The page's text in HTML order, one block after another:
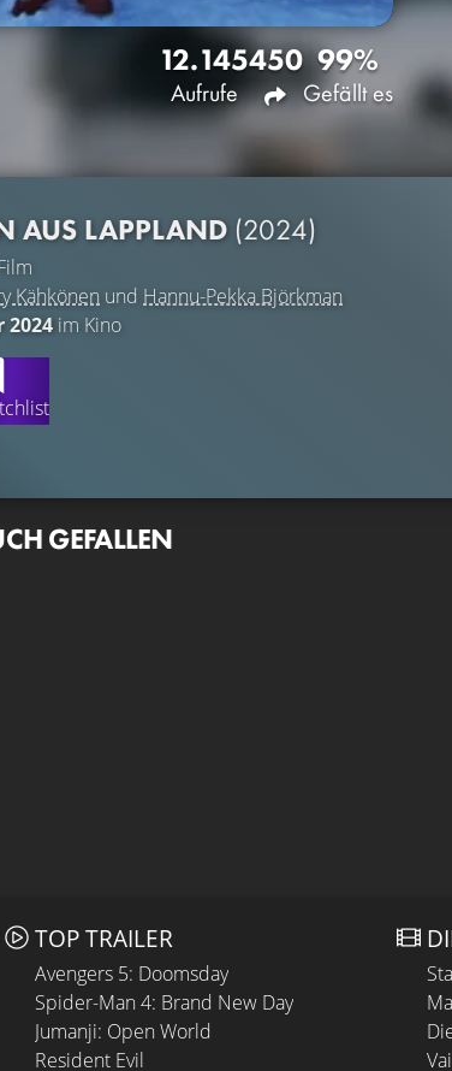
12.145
Aufrufe
450 99%
Gefällt es
AUS LAPPLAND (2024)
Kähkönen und Hannu-Pekka Björkman
2024 im Kino
GEFALLEN
TOP TRAILER
Avengers 5: Doomsday
Spider-Man 4: Brand New Day
Jumanji: Open World
Resident Evil